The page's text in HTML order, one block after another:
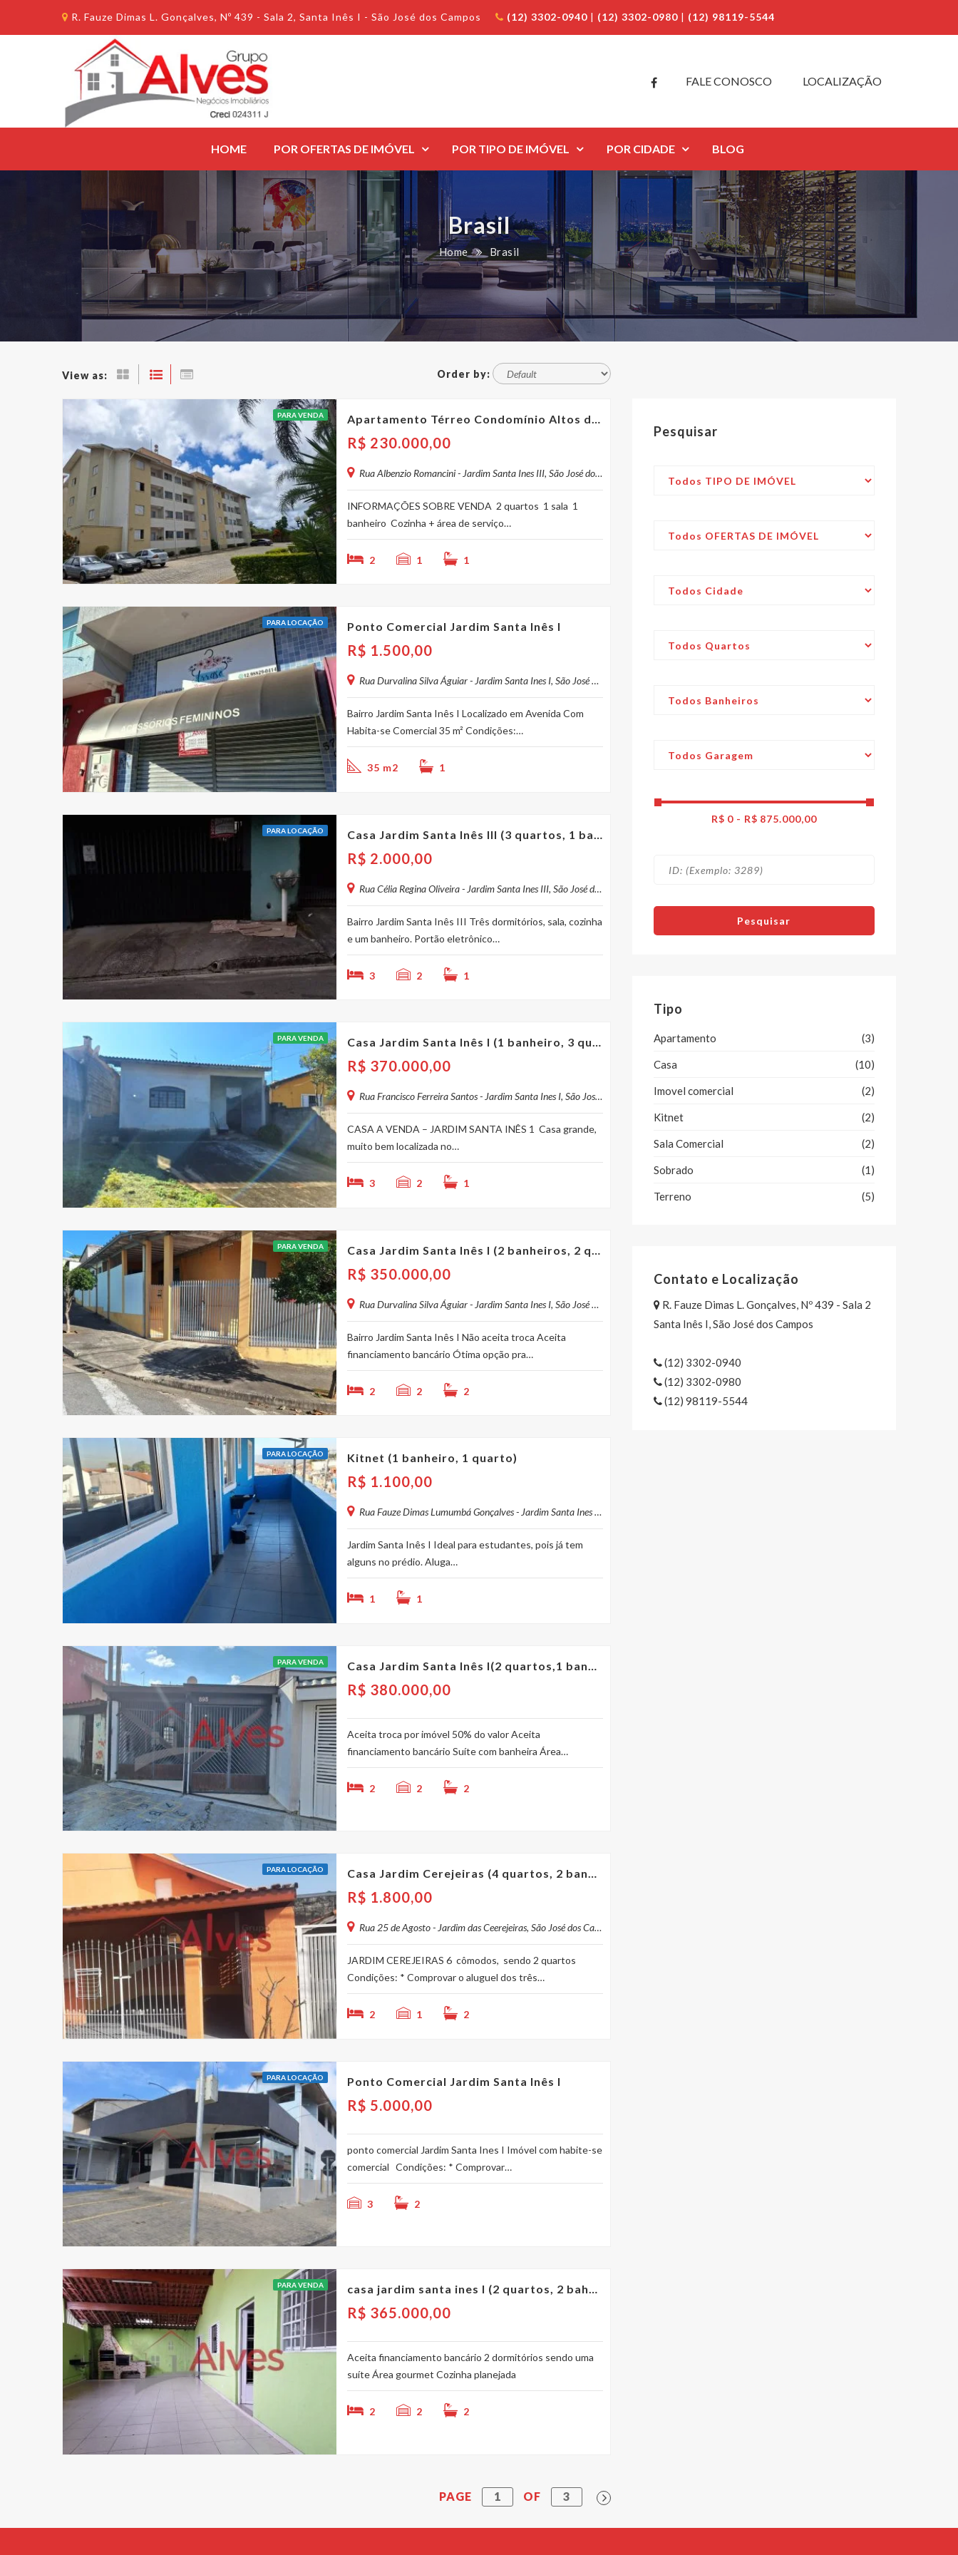
R. Fauze Dimas L. Gonçalves, Nº 439 - Sala 2, Santa Inês I - São José dos Campos (12) 3302-0940 | (12) 3302-0980 | (12) 98119-5544
FALE CONOSCO LOCALIZAÇÃO
HOME POR OFERTAS DE IMÓVEL POR TIPO DE IMÓVEL POR CIDADE BLOG
Brasil
Home Brasil
View as: Order by:
PARA VENDA Apartamento Térreo Condomínio Altos do Santa Inês (2 dormitórios e 1 banheiro)
R$ 230.000,00
Rua Albenzio Romancini - Jardim Santa Ines III, São José dos Campos - SP, Brasil
INFORMAÇÕES SOBRE VENDA 2 quartos 1 sala 1
banheiro Cozinha + área de serviço…
2 1 1
PARA LOCAÇÃO Ponto Comercial Jardim Santa Inês I
R$ 1.500,00
Rua Durvalina Silva Águiar - Jardim Santa Ines I, São José dos Campos - SP, Brasil
Bairro Jardim Santa Inês I Localizado em Avenida Com
Habita-se Comercial 35 m² Condições:…
35 m2 1
PARA LOCAÇÃO Casa Jardim Santa Inês III (3 quartos, 1 banheiro)
R$ 2.000,00
Rua Célia Regina Oliveira - Jardim Santa Ines III, São José dos Campos - SP, Brasil
Bairro Jardim Santa Inês III Três dormitórios, sala, cozinha
e um banheiro. Portão eletrônico…
3 2 1
PARA VENDA Casa Jardim Santa Inês I (1 banheiro, 3 quartos)
R$ 370.000,00
Rua Francisco Ferreira Santos - Jardim Santa Ines I, São José dos Campos - SP, Brasil
CASA A VENDA – JARDIM SANTA INÊS 1 Casa grande,
muito bem localizada no…
3 2 1
PARA VENDA Casa Jardim Santa Inês I (2 banheiros, 2 quartos)
R$ 350.000,00
Rua Durvalina Silva Águiar - Jardim Santa Ines I, São José dos Campos - SP, Brasil
Bairro Jardim Santa Inês I Não aceita troca Aceita
financiamento bancário Ótima opção pra…
2 2 2
PARA LOCAÇÃO Kitnet (1 banheiro, 1 quarto)
R$ 1.100,00
Rua Fauze Dimas Lumumbá Gonçalves - Jardim Santa Ines I, São José dos Campos - SP, Brasil
Jardim Santa Inês I Ideal para estudantes, pois já tem
alguns no prédio. Aluga…
1 1
PARA VENDA
R$ 380.000,00
Aceita troca por imóvel 50% do valor Aceita
financiamento bancário Suíte com banheira Área…
2 2 2
PARA LOCAÇÃO Casa Jardim Cerejeiras (4 quartos, 2 banheiros)
R$ 1.800,00
Rua 25 de Agosto - Jardim das Ceerejeiras, São José dos Campos - SP, Brasil
JARDIM CEREJEIRAS 6 cômodos, sendo 2 quartos
Condições: * Comprovar o aluguel dos três…
2 1 2
PARA LOCAÇÃO Ponto Comercial Jardim Santa Inês I
R$ 5.000,00
ponto comercial Jardim Santa Ines I Imóvel com habite-se
comercial Condições: * Comprovar…
3 2
PARA VENDA casa jardim santa ines I (2 quartos, 2 baheiros)
R$ 365.000,00
Aceita financiamento bancário 2 dormitórios sendo uma
suíte Área gourmet Cozinha planejada
2 2 2
PAGE 1 OF 3
Pesquisar
R$0 - R$875.000,00
Pesquisar
Tipo
Apartamento (3)
Casa (10)
Imovel comercial (2)
Kitnet (2)
Sala Comercial (2)
Sobrado (1)
Terreno (5)
Contato e Localização
R. Fauze Dimas L. Gonçalves, Nº 439 - Sala 2
Santa Inês I, São José dos Campos
(12) 3302-0940
(12) 3302-0980
(12) 98119-5544